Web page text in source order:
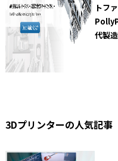
トフ
代製
3Dプリンターの人気記事